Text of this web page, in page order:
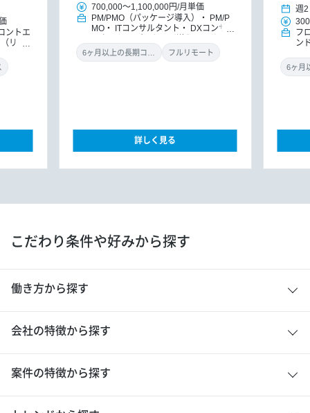
ントエ
リー
700,000～1,100,000円/月単価
PM/PMO（パッケージ導入）
PM/P
MO
ITコンサルタント
DXコンサ
ント
フルリモート
詳しく見る
週2
フ
ン
こだわり条件や好みから探す
働き方から探す
会社の特徴から探す
案件の特徴から探す